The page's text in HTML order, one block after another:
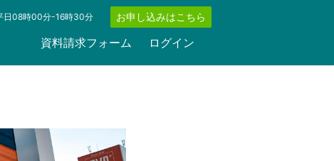
日08時00分-16時30分 お申し込みはこちら
資料請求フォーム ログイン